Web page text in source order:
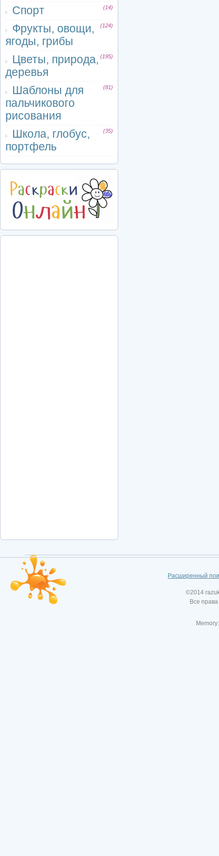
Спорт (14)
Фрукты, овощи,
ягоды, грибы
(124)
Цветы, природа,
деревья
(195)
Шаблоны для
пальчикового
рисования
(81)
Школа, глобус,
портфель
(35)
Расширенный
©2014
Все